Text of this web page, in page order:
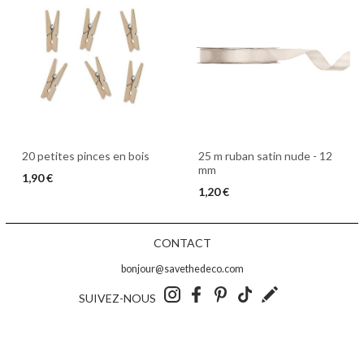
20 petites pinces en bois
1,90 €
25 m ruban satin nude - 12
mm
1,20 €
CONTACT
bonjour@savethedeco.com
SUIVEZ-NOUS